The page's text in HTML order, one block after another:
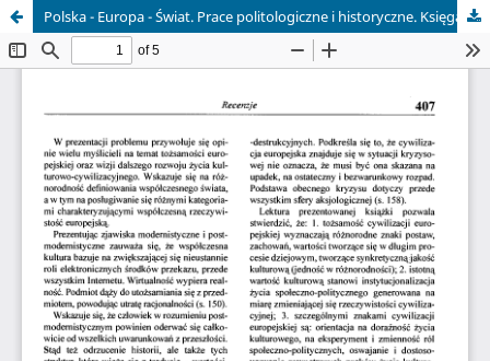
Polska - Europa - Świat. Prace politologiczne i historyczne. Księga Jubileuszowa ofiarowana Profesorowi Edwardowi Olszewskiemu z okazji 70. rocznicy urodzin, red. Maria Marczewska-Rytko i Stefan Stępień, Wydawnictwo Uniwersytetu Marii Curie-Skłodowskiej